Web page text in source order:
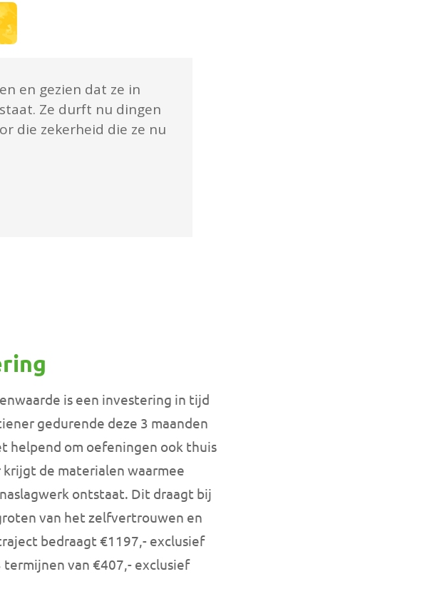
en gezien dat ze in
Ze durft nu dingen
die zekerheid die ze nu
is een investering in tijd
gedurende deze 3 maanden
helpend om oefeningen ook thuis
de materialen waarmee
ontstaat. Dit draagt bij
van het zelfvertrouwen en
bedraagt €1197,- exclusief
van €407,- exclusief